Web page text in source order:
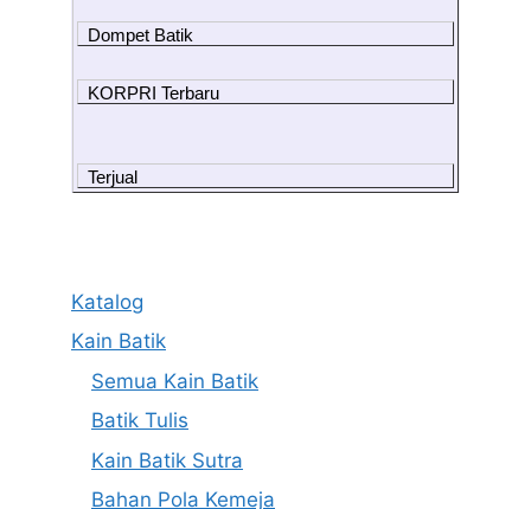
Dompet Batik
KORPRI Terbaru
Terjual
Katalog
Kain Batik
Semua Kain Batik
Batik Tulis
Kain Batik Sutra
Bahan Pola Kemeja